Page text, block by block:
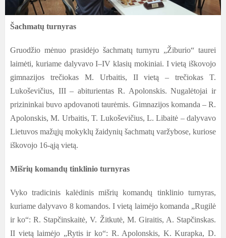
Šachmatų turnyras
Gruodžio mėnuo prasidėjo šachmatų turnyru „Žiburio“ taurei
laimėti, kuriame dalyvavo I–IV klasių mokiniai. I vietą iškovojo
gimnazijos trečiokas M. Urbaitis, II vietą – trečiokas T.
Lukoševičius, III – abiturientas R. Apolonskis. Nugalėtojai ir
prizininkai buvo apdovanoti taurėmis. Gimnazijos komanda – R.
Apolonskis, M. Urbaitis, T. Lukoševičius, L. Libaitė – dalyvavo
Lietuvos mažųjų mokyklų žaidynių šachmatų varžybose, kuriose
iškovojo 16-ąją vietą.
Mišrių komandų tinklinio turnyras
Vyko tradicinis kalėdinis mišrių komandų tinklinio turnyras,
kuriame dalyvavo 8 komandos. I vietą laimėjo komanda „Rugilė
ir ko“: R. Stapčinskaitė, V. Žitkutė, M. Giraitis, A. Stapčinskas.
II vietą laimėjo „Rytis ir ko“: R. Apolonskis, K. Kurapka, D.